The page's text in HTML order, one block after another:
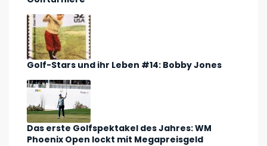
Golf-Stars und ihr Leben #14: Bobby Jones
Das erste Golfspektakel des Jahres: WM
Phoenix Open lockt mit Megapreisgeld